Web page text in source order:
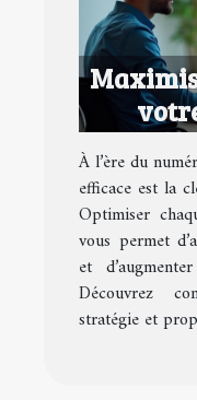
À l’ère du
efficace est la
Optimiser
vous permet
et
Découvrez
stratégie et